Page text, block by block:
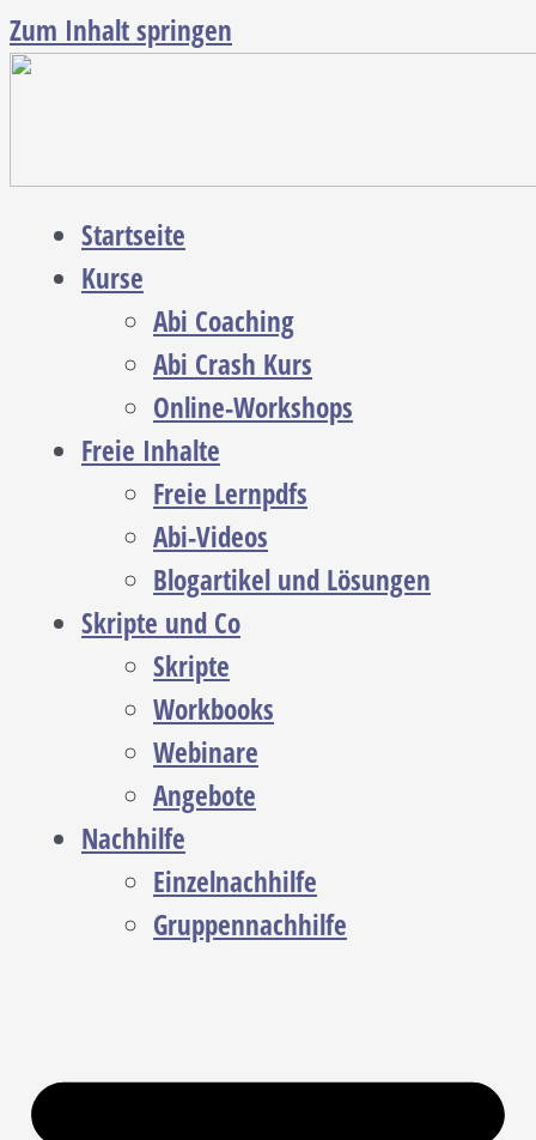
Zum Inhalt springen
Startseite
Kurse
Abi Coaching
Abi Crash Kurs
Online-Workshops
Freie Inhalte
Freie Lernpdfs
Abi-Videos
Blogartikel und Lösungen
Skripte und Co
Skripte
Workbooks
Webinare
Angebote
Nachhilfe
Einzelnachhilfe
Gruppennachhilfe